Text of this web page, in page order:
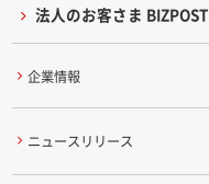
法人のお客さま BIZPOST
企業情報
ニュースリリース